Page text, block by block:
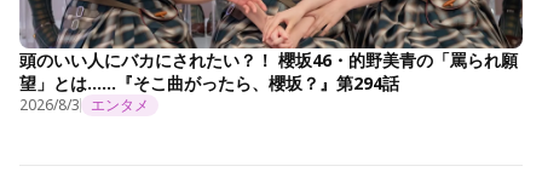
頭のいい人にバカにされたい？！ 櫻坂46・的野美青の「罵られ願
望」とは……『そこ曲がったら、櫻坂？』第294話
2026/8/3 エンタメ